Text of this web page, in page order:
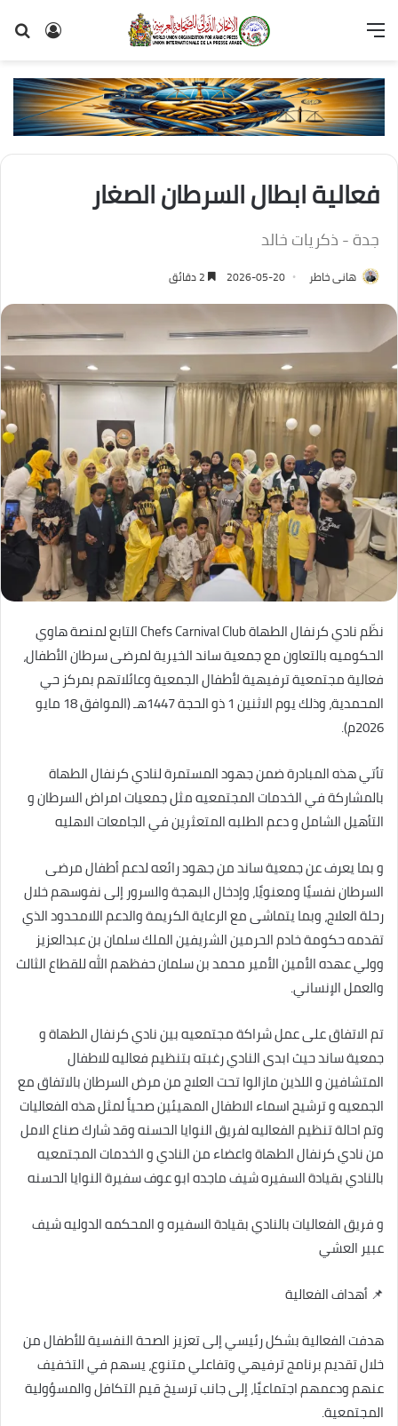
تسجيل
القائمة
فعالية ابطال السرطان الصغار
جدة - ذكريات خالد
هانى خاطر 2026-05-20
نظّم نادي كرنفال الطهاة Chefs Carnival Club التابع لمنصة هاوي
الحكوميه بالتعاون مع جمعية ساند الخيرية لمرضى سرطان الأطفال،
فعالية مجتمعية ترفيهية لأطفال الجمعية وعائلاتهم بمركز حي
المحمدية، وذلك يوم الاثنين 1 ذو الحجة 1447هـ (الموافق 18 مايو
2026م).
تأتي هذه المبادرة ضمن جهود المستمرة لنادي كرنفال الطهاة
بالمشاركة في الخدمات المجتمعيه مثل جمعيات امراض السرطان و
التأهيل الشامل و دعم الطلبه المتعثرين في الجامعات الاهليه
و بما يعرف عن جمعية ساند من جهود رائعه لدعم أطفال مرضى
السرطان نفسيًا ومعنويًا، وإدخال البهجة والسرور إلى نفوسهم خلال
رحلة العلاج، وبما يتماشى مع الرعاية الكريمة والدعم اللامحدود الذي
تقدمه حكومة خادم الحرمين الشريفين الملك سلمان بن عبدالعزيز
وولي عهده الأمين الأمير محمد بن سلمان حفظهم الله للقطاع الثالث
والعمل الإنساني.
تم الاتفاق على عمل شراكة مجتمعيه بين نادي كرنفال الطهاة و
جمعية ساند حيث ابدى النادي رغبته بتنظيم فعاليه للاطفال
المتشافين و اللذين مازالوا تحت العلاج من مرض السرطان بالاتفاق مع
الجمعيه و ترشيح اسماء الاطفال المهيئين صحياً لمثل هذه الفعاليات
وتم احالة تنظيم الفعاليه لفريق النوايا الحسنه وقد شارك صناع الامل
من نادي كرنفال الطهاة واعضاء من النادي و الخدمات المجتمعيه
بالنادي بقيادة السفيره شيف ماجده ابو عوف سفيرة النوايا الحسنه
و فريق الفعاليات بالنادي بقيادة السفيره و المحكمه الدوليه شيف
عبير العشي
📌 أهداف الفعالية
هدفت الفعالية بشكل رئيسي إلى تعزيز الصحة النفسية للأطفال من
خلال تقديم برنامج ترفيهي وتفاعلي متنوع، يسهم في التخفيف
عنهم ودعمهم اجتماعيًا، إلى جانب ترسيخ قيم التكافل والمسؤولية
المجتمعية.